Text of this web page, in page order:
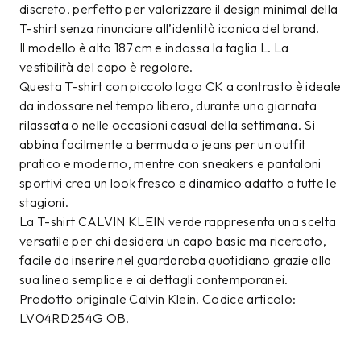
discreto, perfetto per valorizzare il design minimal della
T-shirt senza rinunciare all’identità iconica del brand.
Il modello è alto 187 cm e indossa la taglia L. La
vestibilità del capo è regolare.
Questa T-shirt con piccolo logo CK a contrasto è ideale
da indossare nel tempo libero, durante una giornata
rilassata o nelle occasioni casual della settimana. Si
abbina facilmente a bermuda o jeans per un outfit
pratico e moderno, mentre con sneakers e pantaloni
sportivi crea un look fresco e dinamico adatto a tutte le
stagioni.
La T-shirt CALVIN KLEIN verde rappresenta una scelta
versatile per chi desidera un capo basic ma ricercato,
facile da inserire nel guardaroba quotidiano grazie alla
sua linea semplice e ai dettagli contemporanei.
Prodotto originale Calvin Klein. Codice articolo:
LV04RD254G OB.